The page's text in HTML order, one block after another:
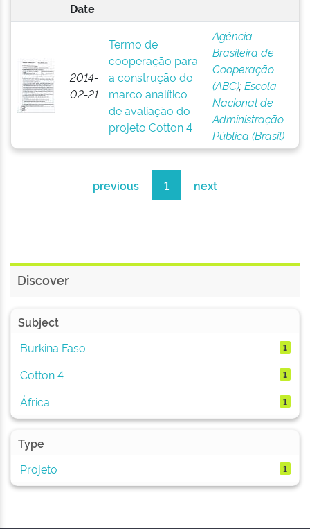
Date
2014-
02-21
Termo de
cooperação para
a construção do
marco analítico
de avaliação do
projeto Cotton 4
Agência
Brasileira de
Cooperação
(ABC);Escola
Nacional de
Administração
Pública (Brasil)
previous 1 next
Discover
Subject
Burkina Faso
1
Cotton 4 1
África 1
Type
Projeto
1